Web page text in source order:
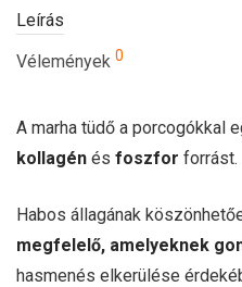
Leírás
Vélemények 0
A marha tüdő a porcogókkal
kollagén és foszfor forrást.
Habos állagának
megfelelő, amelyeknek
hasmenés elkerülése